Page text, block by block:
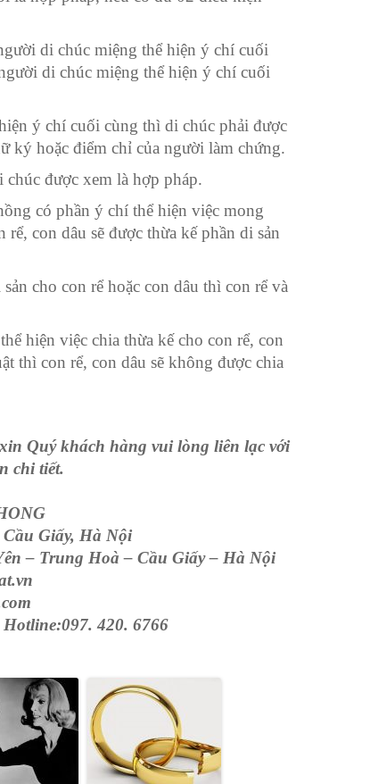
di chúc miệng thể hiện ý chí cuối
di chúc miệng thể hiện ý chí cuối
ý chí cuối cùng thì di chúc phải được
ký hoặc điểm chỉ của người làm chứng.
được xem là hợp pháp.
có phần ý chí thể hiện việc mong
con dâu sẽ được thừa kế phần di sản
cho con rể hoặc con dâu thì con rể và
hiện việc chia thừa kế cho con rể, con
thì con rể, con dâu sẽ không được chia
Quý khách hàng vui lòng liên lạc với
chi tiết.
Giấy, Hà Nội
– Trung Hoà – Cầu Giấy – Hà Nội
420. 6766